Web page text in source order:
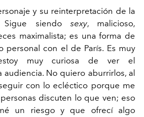
y su reinterpretación de la
Sigue siendo sexy, malicioso,
maximalista; es una forma de
personal con el de París. Es muy
muy curiosa de ver el
No quiero aburrirlos, al
con lo ecléctico porque me
discuten lo que ven; eso
un riesgo y que ofrecí algo